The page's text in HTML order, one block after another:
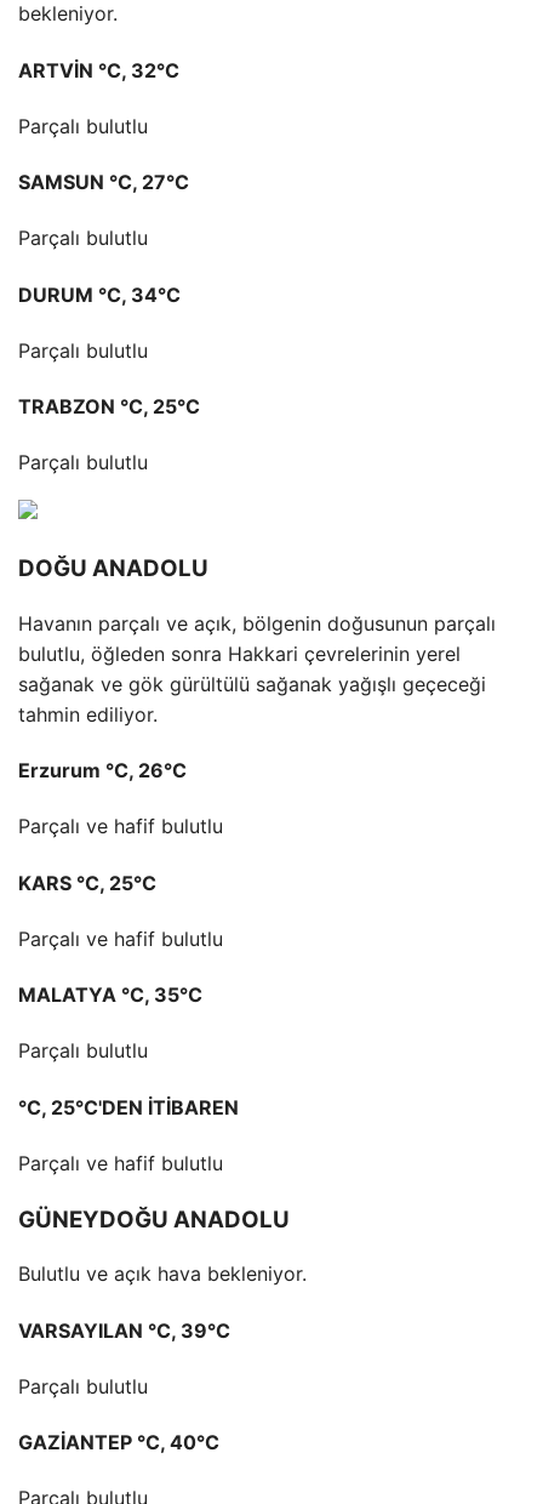
bekleniyor.
ARTVİN °C, 32°C
Parçalı bulutlu
SAMSUN °C, 27°C
Parçalı bulutlu
DURUM °C, 34°C
Parçalı bulutlu
TRABZON °C, 25°C
Parçalı bulutlu
DOĞU ANADOLU
Havanın parçalı ve açık, bölgenin doğusunun parçalı
bulutlu, öğleden sonra Hakkari çevrelerinin yerel
sağanak ve gök gürültülü sağanak yağışlı geçeceği
tahmin ediliyor.
Erzurum °C, 26°C
Parçalı ve hafif bulutlu
KARS °C, 25°C
Parçalı ve hafif bulutlu
MALATYA °C, 35°C
Parçalı bulutlu
°C, 25°C'DEN İTİBAREN
Parçalı ve hafif bulutlu
GÜNEYDOĞU ANADOLU
Bulutlu ve açık hava bekleniyor.
VARSAYILAN °C, 39°C
Parçalı bulutlu
GAZİANTEP °C, 40°C
Parçalı bulutlu